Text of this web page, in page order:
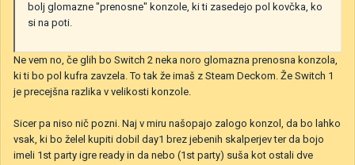
bolj glomazne "prenosne" konzole, ki ti zasedejo pol kovčka, ko
si na poti.
Ne vem no, če glih bo Switch 2 neka noro glomazna prenosna konzola,
ki ti bo pol kufra zavzela. To tak že imaš z Steam Deckom. Že Switch 1
je precejšna razlika v velikosti konzole.
Sicer pa niso nič pozni. Naj v miru našopajo zalogo konzol, da bo lahko
vsak, ki bo želel kupiti dobil day1 brez jebenih skalperjev ter da bojo
imeli 1st party igre ready in da nebo (1st party) suša kot ostali dve